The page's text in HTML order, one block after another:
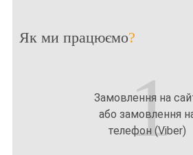
Як ми працюємо?
1
Замовлення на
або замовлення
телефон (Viber)